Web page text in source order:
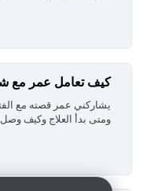
كيف تعامل عمر مع
‏يشاركني عمر قصته مع
ومتى بدأ العلاج وكيف